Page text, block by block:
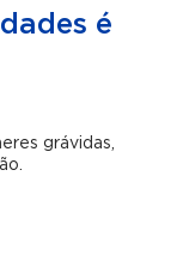
é
grávidas,